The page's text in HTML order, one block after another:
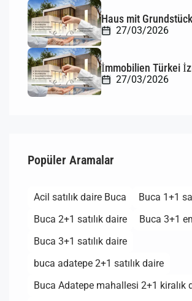
Haus mit
27/03/2026
İmmobilien Türkei
27/03/2026
Popüler Aramalar
Acil satılık daire Buca
Buca 1+1
Buca 2+1 satılık daire
Buca 3+1
Buca 3+1 satılık daire
buca adatepe 2+1 satılık daire
Buca Adatepe mahallesi 2+1 kiralık